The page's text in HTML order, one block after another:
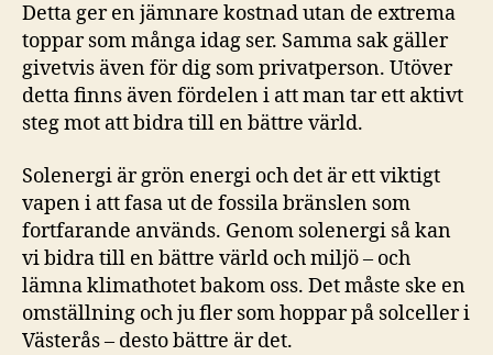
Detta ger en jämnare kostnad utan de extrema
toppar som många idag ser. Samma sak gäller
givetvis även för dig som privatperson. Utöver
detta finns även fördelen i att man tar ett aktivt
steg mot att bidra till en bättre värld.
Solenergi är grön energi och det är ett viktigt
vapen i att fasa ut de fossila bränslen som
fortfarande används. Genom solenergi så kan
vi bidra till en bättre värld och miljö – och
lämna klimathotet bakom oss. Det måste ske en
omställning och ju fler som hoppar på solceller i
Västerås – desto bättre är det.